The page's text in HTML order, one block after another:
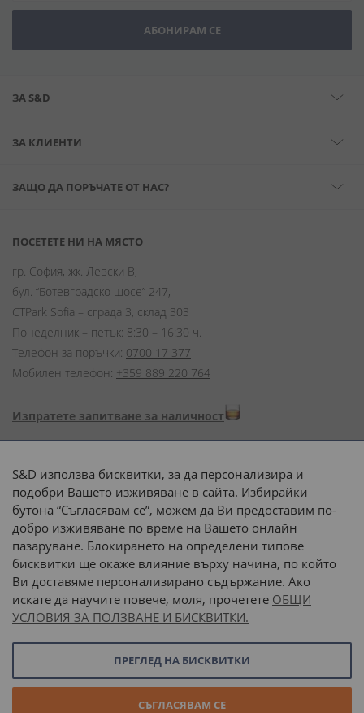
АБОНИРАМ СЕ
ЗА S&D
ЗА КЛИЕНТИ
ЗАЩО ДА ПОРЪЧАТЕ ОТ НАС?
ПОСЕТЕТЕ НИ НА МЯСТО
гр. София, жк. Левски В,
бул. “Ботевградско шосе” 247,
CTPark Sofia – сграда 3, склад 303
Понеделник – петък: 8:30 – 16:30 ч.
Телефон за поръчки: 0700 17 377
Мобилен телефон: +359 889 220 764
Изпратете запитване за наличност
Начини на плащане:
Доставка до адрес с:
или
наш транспорт
S&D използва бисквитки, за да персонализира и
подобри Вашето изживяване в сайта. Избирайки
бутона “Съгласявам се”, можем да Ви предоставим по-
добро изживяване по време на Вашето онлайн
пазаруване. Блокирането на определени типове
бисквитки ще окаже влияние върху начина, по който
Ви доставяме персонализирано съдържание. Ако
искате да научите повече, моля, прочетете ОБЩИ
УСЛОВИЯ ЗА ПОЛЗВАНЕ И БИСКВИТКИ.
СЪГЛАСЯВАМ СЕ
ПРЕГЛЕД НА БИСКВИТКИ